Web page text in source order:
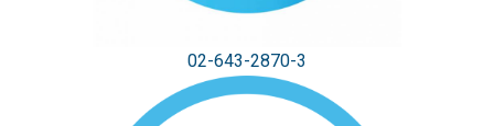
02-643-2870-3